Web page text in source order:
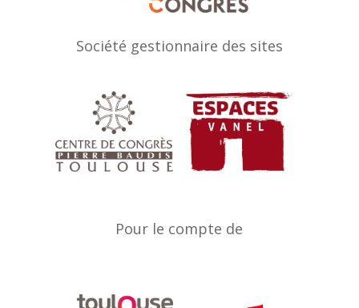
Société gestionnaire des sites
Pour le compte de